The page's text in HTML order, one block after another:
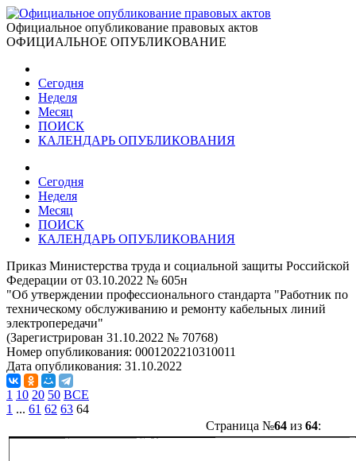
Официальное опубликование правовых актов
ОФИЦИАЛЬНОЕ ОПУБЛИКОВАНИЕ
Сегодня
Неделя
Месяц
ПОИСК
КАЛЕНДАРЬ ОПУБЛИКОВАНИЯ
Сегодня
Неделя
Месяц
ПОИСК
КАЛЕНДАРЬ ОПУБЛИКОВАНИЯ
Приказ Министерства труда и социальной защиты Российской
Федерации от 03.10.2022 № 605н
"Об утверждении профессионального стандарта "Работник по
техническому обслуживанию и ремонту кабельных линий
электропередачи"
(Зарегистрирован 31.10.2022 № 70768)
Номер опубликования: 0001202210310011
Дата опубликования: 31.10.2022
1 10 20 50 ВСЕ
1 ... 61 62 63 64
Страница №64из 64: